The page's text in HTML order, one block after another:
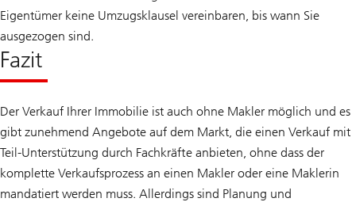
Eigentümer keine Umzugsklausel vereinbaren, bis wann Sie
ausgezogen sind.
Fazit
Der Verkauf Ihrer Immobilie ist auch ohne Makler möglich und es
gibt zunehmend Angebote auf dem Markt, die einen Verkauf mit
Teil-Unterstützung durch Fachkräfte anbieten, ohne dass der
komplette Verkaufsprozess an einen Makler oder eine Maklerin
mandatiert werden muss. Allerdings sind Planung und